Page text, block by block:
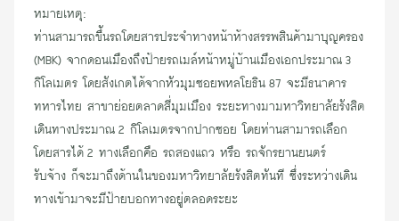
หมายเหตุ:
ท่านสามารถขึ้นรถโดยสารประจำทางหน้าห้างสรรพสินค้ามาบุญครอง
(MBK) จากดอนเมืองถึงป้ายรถเมล์หน้าหมู่บ้านเมืองเอกประมาณ 3
กิโลเมตร โดยสังเกตได้จากหัวมุมซอยพหลโยธิน 87 จะมีธนาคาร
ทหารไทย สาขาย่อยตลาดสี่มุมเมือง ระยะทางมามหาวิทยาลัยรังสิต
เดินทางประมาณ 2 กิโลเมตรจากปากซอย โดยท่านสามารถเลือก
โดยสารได้ 2 ทางเลือกคือ รถสองแถว หรือ รถจักรยานยนตร์
รับจ้าง ก็จะมาถึงด้านในของมหาวิทยาลัยรังสิตทันที ซึ่งระหว่างเดิน
ทางเข้ามาจะมีป้ายบอกทางอยู่ตลอดระยะ